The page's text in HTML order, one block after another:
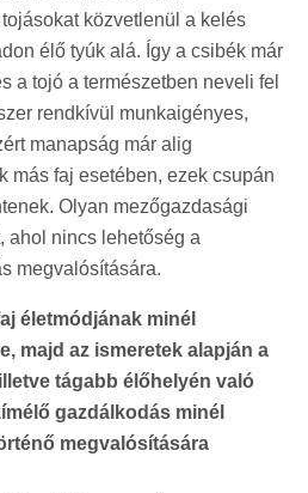
közvetlenül a kelés
élő tyúk alá. Így a csibék már
a tojó a természetben neveli fel
rendkívül munkaigényes,
manapság már alig
más faj esetében, ezek csupán
Olyan mezőgazdasági
ahol nincs lehetőség a
megvalósítására.
életmódjának minél
majd az ismeretek alapján a
tágabb élőhelyén való
gazdálkodás minél
megvalósítására